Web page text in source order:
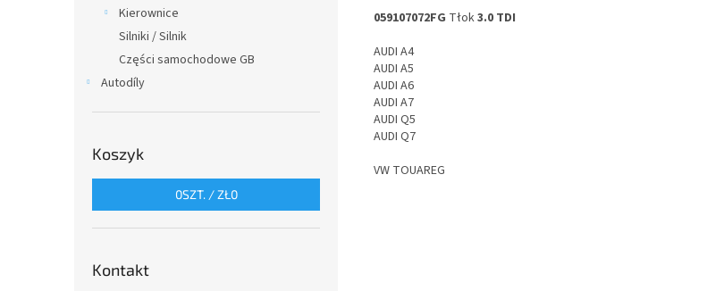
Kierownice
Silniki / Silnik
Części samochodowe GB
Autodíly
Koszyk
0SZT. /ZŁ0
Kontakt
059107072FG Tłok3.0 TDI
AUDI A4
AUDI A5
AUDI A6
AUDI A7
AUDI Q5
AUDI Q7
VW TOUAREG